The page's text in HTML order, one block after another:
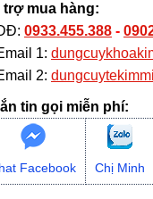
trợ mua hàng:
0933.455.388 -
1:
2:
tin gọi miễn phí:
Facebook Chị Minh